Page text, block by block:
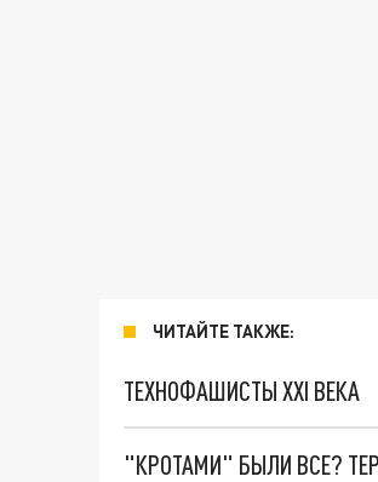
ЧИТАЙТЕ ТАКЖЕ:
ТЕХНОФАШИСТЫ XXI ВЕКА
"КРОТАМИ" БЫЛИ ВСЕ?